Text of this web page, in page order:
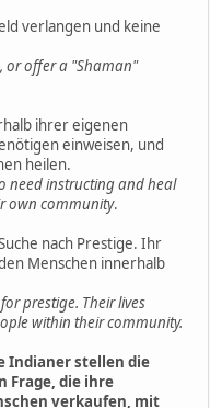
verlangen und keine
or offer a "Shaman"
ihrer eigenen
einweisen, und
heilen.
need instructing and heal
own community.
nach Prestige. Ihr
Menschen innerhalb
prestige. Their lives
within their community.
Indianer stellen die
Frage, die ihre
verkaufen, mit